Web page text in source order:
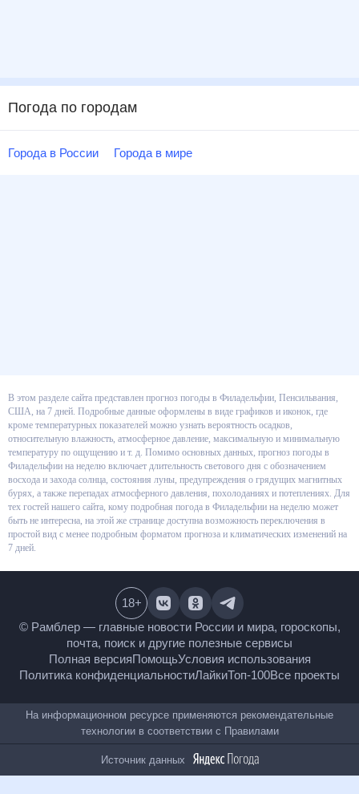
Погода по городам
Города в России Города в мире
В этом разделе сайта представлен прогноз погоды в Филадельфии,
Пенсильвания, США, на 7 дней. Подробные данные оформлены в виде
графиков и иконок, где кроме температурных показателей можно узнать
вероятность осадков, относительную влажность, атмосферное давление,
максимальную и минимальную температуру по ощущению и т. д.
Помимо основных данных, прогноз погоды в Филадельфии на неделю
включает длительность светового дня с обозначением восхода и захода
солнца, состояния луны, предупреждения о грядущих магнитных бурях, а
также перепадах атмосферного давления, похолоданиях и потеплениях.
Для тех гостей нашего сайта, кому подробная погода в Филадельфии на
неделю может быть не интересна, на этой же странице доступна
возможность переключения в простой вид с менее подробным форматом
© Рамблер — главные новости России и мира,
гороскопы, почта, поиск и другие полезные сервисы
Полная версияПомощьУсловия использования
Все проекты
18+
На информационном ресурсе применяются
рекомендательные технологии в соответствии с